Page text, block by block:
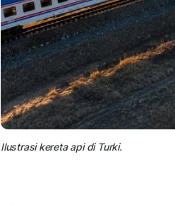
Ilustrasi kereta api di Turki.